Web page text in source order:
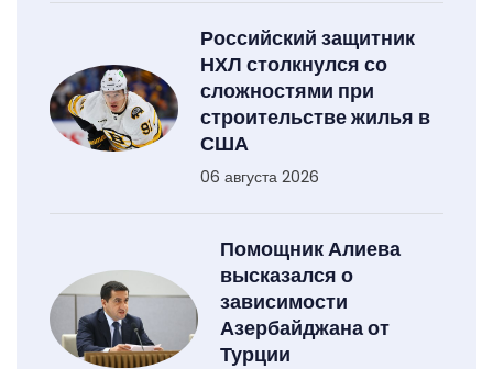
Российский защитник
НХЛ столкнулся со
сложностями при
строительстве жилья в
США
06 августа 2026
Помощник Алиева
высказался о
зависимости
Азербайджана от
Турции